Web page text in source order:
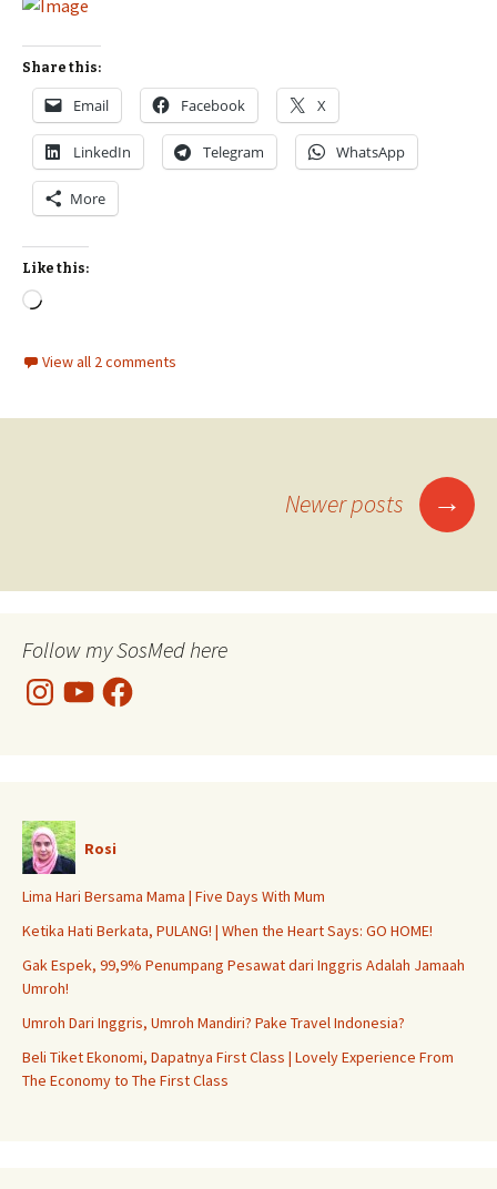
Share this:
Email Facebook X
LinkedIn Telegram WhatsApp
More
Like this:
Loading…
View all 2 comments
Newer posts →
Follow my SosMed here
InstagramYouTubeFacebook
Rosi
Lima Hari Bersama Mama | Five Days With Mum
Ketika Hati Berkata, PULANG! | When the Heart Says: GO HOME!
Gak Espek, 99,9% Penumpang Pesawat dari Inggris Adalah Jamaah
Umroh!
Umroh Dari Inggris, Umroh Mandiri? Pake Travel Indonesia?
Beli Tiket Ekonomi, Dapatnya First Class | Lovely Experience From
The Economy to The First Class